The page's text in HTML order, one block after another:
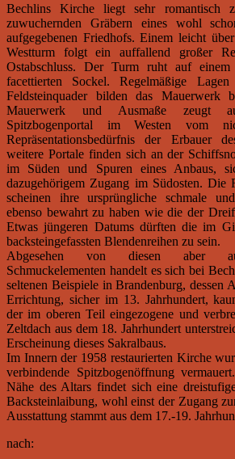
Bechlins Kirche liegt sehr romantisch
zuwuchernden Gräbern eines wohl
aufgegebenen Friedhofs. Einem leicht
Westturm folgt ein auffallend großer
Ostabschluss. Der Turm ruht auf einem
facettierten Sockel. Regelmäßige
Feldsteinquader bilden das Mauerwerk
Mauerwerk und Ausmaße zeugt
Spitzbogenportal im Westen vom
Repräsentationsbedürfnis der Erbauer
weitere Portale finden sich an der
im Süden und Spuren eines Anbaus,
dazugehörigem Zugang im Südosten. Die
scheinen ihre ursprüngliche schmale
ebenso bewahrt zu haben wie die der
Etwas jüngeren Datums dürften die im
backsteingefassten Blendenreihen zu sein.
Abgesehen von diesen aber
Schmuckelementen handelt es sich bei
seltenen Beispiele in Brandenburg, dessen
Errichtung, sicher im 13. Jahrhundert,
der im oberen Teil eingezogene und
Zeltdach aus dem 18. Jahrhundert
Erscheinung dieses Sakralbaus.
Im Innern der 1958 restaurierten Kirche
verbindende Spitzbogenöffnung
Nähe des Altars findet sich eine
Backsteinlaibung, wohl einst der Zugang
Ausstattung stammt aus dem 17.-19.
nach: